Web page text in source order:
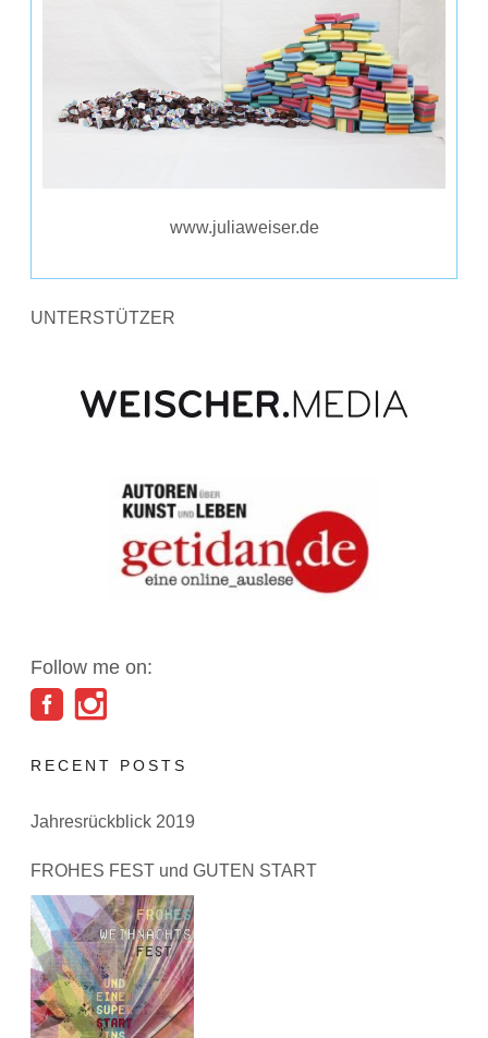
www.juliaweiser.de
UNTERSTÜTZER
Follow me on:
RECENT POSTS
Jahresrückblick 2019
FROHES FEST und GUTEN START